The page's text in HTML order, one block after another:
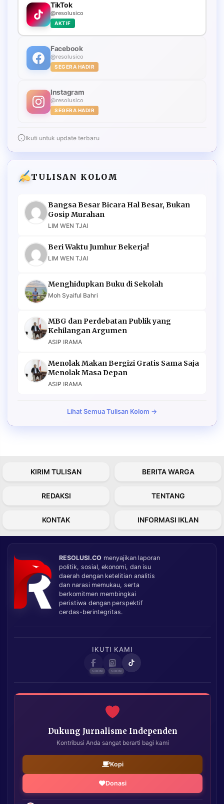
TikTok
@resolusico
AKTIF
Facebook
@resolusico
SEGERA HADIR
Instagram
@resolusico
SEGERA HADIR
Ikuti untuk update terbaru
TULISAN KOLOM
Bangsa Besar Bicara Hal Besar, Bukan
Gosip Murahan
LIM WEN TJAI
Beri Waktu Jumhur Bekerja!
LIM WEN TJAI
Menghidupkan Buku di Sekolah
Moh Syaiful Bahri
MBG dan Perdebatan Publik yang
Kehilangan Argumen
ASIP IRAMA
Menolak Makan Bergizi Gratis Sama Saja
Menolak Masa Depan
ASIP IRAMA
Lihat Semua Tulisan Kolom →
KIRIM TULISAN BERITA WARGA
REDAKSI TENTANG
KONTAK INFORMASI IKLAN
RESOLUSI.CO menyajikan laporan
politik, sosial, ekonomi, dan isu
daerah dengan ketelitian analitis
dan narasi memukau, serta
berkomitmen membingkai
peristiwa dengan perspektif
cerdas-berintegritas.
IKUTI KAMI
Dukung Jurnalisme Independen
Kontribusi Anda sangat berarti bagi kami
Kopi
Donasi